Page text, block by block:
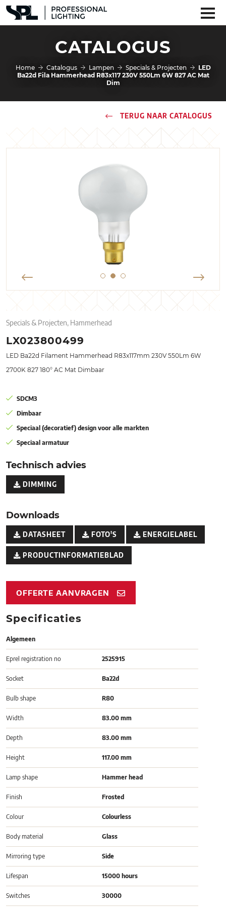
CATALOGUS
Home Catalogus Lampen Specials & Projecten
LED
Ba22d Fila Hammerhead R83x117 230V 550Lm 6W 827 AC Mat
Dim
TERUG NAAR CATALOGUS
Specials & Projecten, Hammerhead
LX023800499
LED Ba22d Filament Hammerhead R83x117mm 230V 550Lm 6W
2700K 827 180° AC Mat Dimbaar
SDCM3
Dimbaar
Speciaal (decoratief) design voor alle markten
Speciaal armatuur
Technisch advies
DIMMING
Downloads
DATASHEET FOTO'S ENERGIELABEL
PRODUCTINFORMATIEBLAD
OFFERTE AANVRAGEN
Specificaties
Algemeen
Eprel registration no 2525915
Socket Ba22d
Bulb shape R80
Width 83.00 mm
Depth 83.00 mm
Height 117.00 mm
Lamp shape Hammer head
Finish Frosted
Colour Colourless
Body material Glass
Mirroring type Side
Lifespan 15000 hours
Switches 30000